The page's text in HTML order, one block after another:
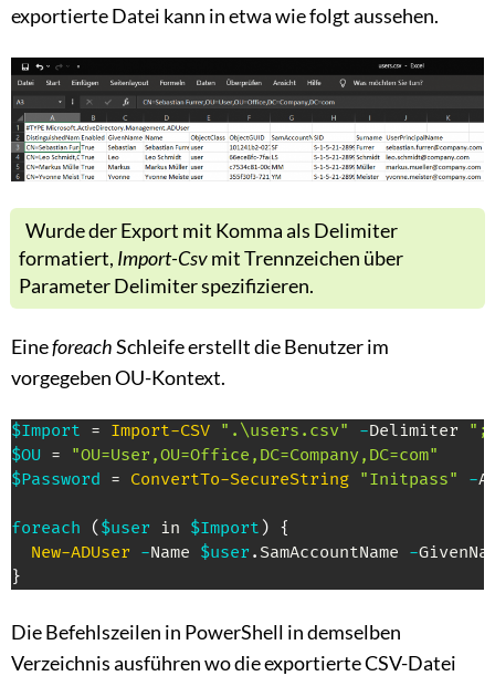
exportierte Datei kann in etwa wie folgt aussehen.
Wurde der Export mit Komma als Delimiter
formatiert, Import-Csvmit Trennzeichen über
Parameter Delimiter spezifizieren.
EineforeachSchleife erstellt die Benutzer im
vorgegeben OU-Kontext.
$Import = Import-CSV ".\users.csv" -Delimiter
$OU =
"OU=User,OU=Office,DC=Company,DC=com"
$Password = ConvertTo-SecureString "Initpass" -
foreach ( $user in $Import ) {
New-ADUser -Name $user . SamAccountName -
}
Die Befehlszeilen in PowerShell in demselben
Verzeichnis ausführen wo die exportierte CSV-Datei